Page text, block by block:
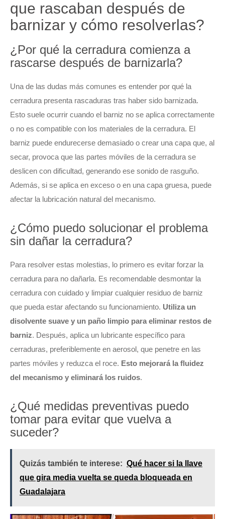
que rascaban después de
barnizar y cómo resolverlas?
¿Por qué la cerradura comienza a
rascarse después de barnizarla?
Una de las dudas más comunes es entender por qué la
cerradura presenta rascaduras tras haber sido barnizada.
Esto suele ocurrir cuando el barniz no se aplica correctamente
o no es compatible con los materiales de la cerradura. El
barniz puede endurecerse demasiado o crear una capa que, al
secar, provoca que las partes móviles de la cerradura se
deslicen con dificultad, generando ese sonido de rasguño.
Además, si se aplica en exceso o en una capa gruesa, puede
afectar la lubricación natural del mecanismo.
¿Cómo puedo solucionar el problema
sin dañar la cerradura?
Para resolver estas molestias, lo primero es evitar forzar la
cerradura para no dañarla. Es recomendable desmontar la
cerradura con cuidado y limpiar cualquier residuo de barniz
que pueda estar afectando su funcionamiento. Utiliza un
disolvente suave y un paño limpio para eliminar restos de
barniz. Después, aplica un lubricante específico para
cerraduras, preferiblemente en aerosol, que penetre en las
partes móviles y reduzca el roce. Esto mejorará la fluidez
del mecanismo y eliminará los ruidos.
¿Qué medidas preventivas puedo
tomar para evitar que vuelva a
suceder?
Quizás también te interese: Qué hacer si la llave
que gira media vuelta se queda bloqueada en
Guadalajara